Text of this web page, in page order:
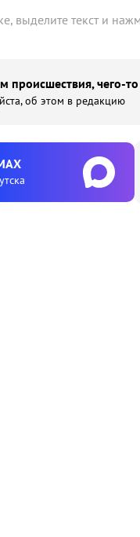
выделите текст и
происшествия, чего-
об этом в редакцию